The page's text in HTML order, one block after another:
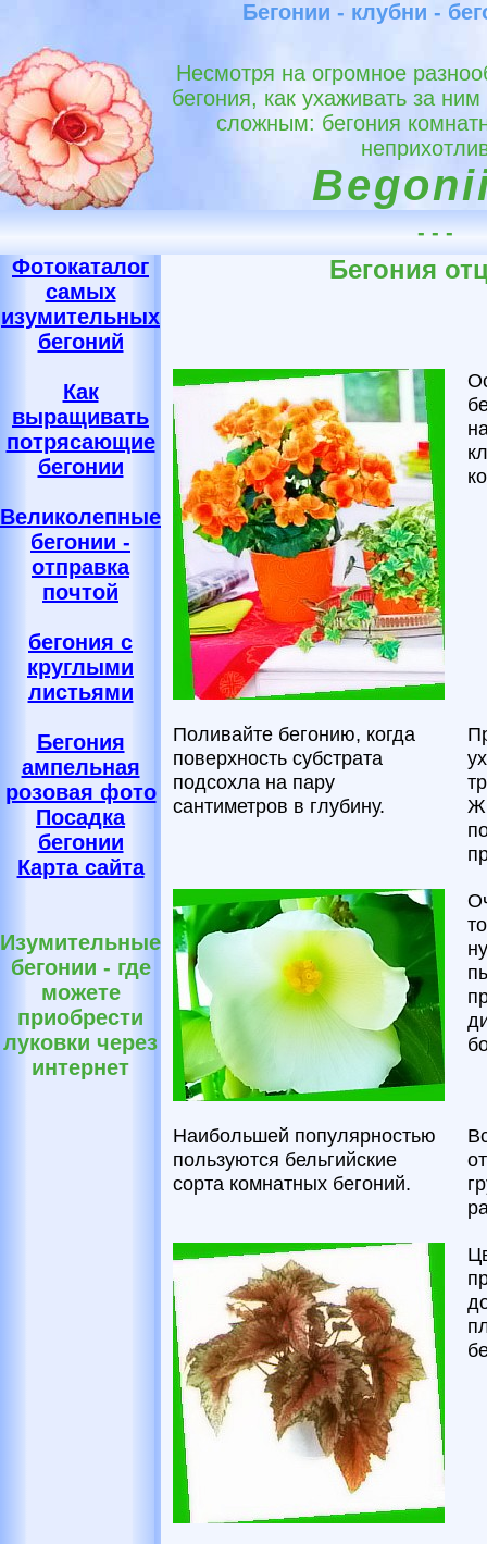
Бегонии - клубни -
Несмотря на огромное
бегония, как ухаживать за
сложным: бегония
- - -
Фотокаталог
самых
изумительных
бегоний
Как
выращивать
потрясающие
бегонии
Великолепные
бегонии -
отправка
почтой
бегония с
круглыми
листьями
Бегония
ампельная
розовая фото
Посадка
бегонии
Карта сайта
Изумительные
бегонии - где
можете
приобрести
луковки через
интернет
Бегония
Поливайте бегонию, когда
поверхность субстрата
подсохла на пару
сантиметров в глубину.
Наибольшей популярностью
пользуются бельгийские
сорта комнатных бегоний.